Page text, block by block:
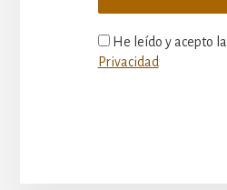
He leído y acepto la
Privacidad